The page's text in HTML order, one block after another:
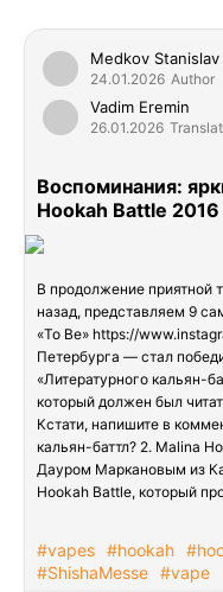
Medkov Stanislav
24.01.2026 Author
Vadim Eremin
26.01.2026
Воспоминания:
Hookah Battle 2016
В продолжение приятной
назад, представляем 9
«To Be» https://
Петербурга — стал
«Литературного кальян-
который должен был
Кстати, напишите в
кальян-баттл? 2. Malina
Дауром Маркановым из
Hookah Battle, который
#vapes #hookah
#ShishaMesse #vape